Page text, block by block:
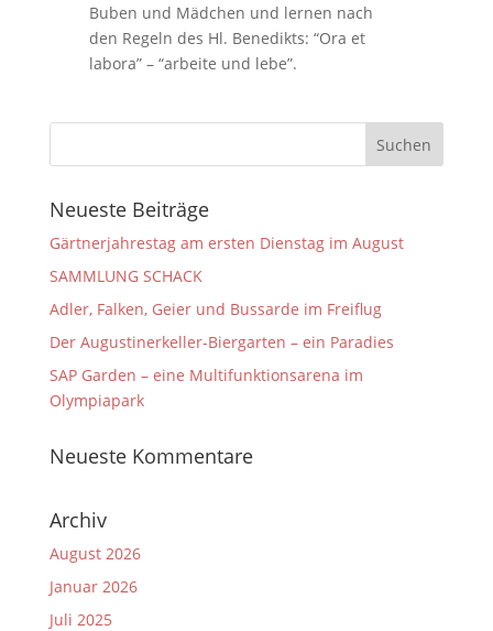
Buben und Mädchen und lernen nach
den Regeln des Hl. Benedikts: “Ora et
labora” – “arbeite und lebe”.
Neueste Beiträge
Gärtnerjahrestag am ersten Dienstag im August
SAMMLUNG SCHACK
Adler, Falken, Geier und Bussarde im Freiflug
Der Augustinerkeller-Biergarten – ein Paradies
SAP Garden – eine Multifunktionsarena im
Olympiapark
Neueste Kommentare
Archiv
August 2026
Januar 2026
Juli 2025